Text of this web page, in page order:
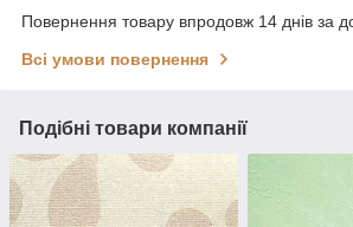
Повернення товару впродовж 14 днів за
Всі умови повернення
Подібні товари компанії